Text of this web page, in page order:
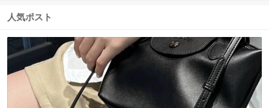
数
ス
人気ポスト